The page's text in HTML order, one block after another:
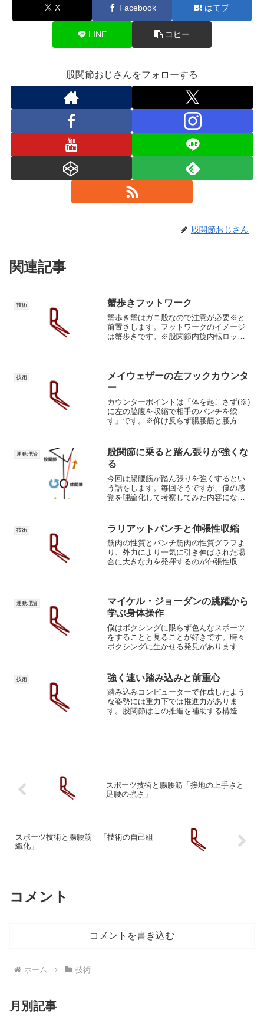
X Facebook はてブ
LINE コピー
股関節おじさんをフォローする
股関節おじさん
関連記事
技術 蟹歩きフットワーク
蟹歩き蟹はガニ股なので注意が必要※と
前置きします。フットワークのイメージ
は蟹歩きです。※股関節内旋内転ロック
撃が迅速になります。僕が...
技術
メイウェザーの左フックカウンタ
ー
カウンターポイントは「体を起こさず(※)
に左の脇腹を収縮で相手のパンチを躱
す」です。※仰け反らず腸腰筋と腰方形
弱くなってしまうので、仰け反ってバラ
ンスを崩すだけでカウン...
運動理論
股関節に乗ると踏ん張りが強くな
る
今回は腸腰筋が踏ん張りを強くするとい
う話をします。毎回そうですが、僕の感
覚を理論化して考察してみた内容になっ
膝関節、足関節の連動この話を突き詰め
ていくと一見すると棒立ち...
技術 ラリアットパンチと伸張性収縮
筋肉の性質とパンチ筋肉の性質グラフよ
り、外力により一気に引き伸ばされた場
合に大きな力を発揮するのが伸張性収
き伸ばされながら"受動的"...
運動理論
マイケル・ジョーダンの跳躍から
学ぶ身体操作
僕はボクシングに限らず色んなスポーツ
をすることと見ることが好きです。時々
ボクシングに生かせる発見があります。
の話をしていました。弟はアメリカまで
行ってバスケやりました。...
技術 強く速い踏み込みと前重心
踏み込みコンピューターで作成したよう
な姿勢には重力下では推進力がありま
す。股関節はこの推進を補助する構造を
スポーツ技術と腸腰筋「接地の上手さと
足腰の強さ」
スポーツ技術と腸腰筋 「技術の自己組
織化」
コメント
コメントを書き込む
ホーム 技術
月別記事